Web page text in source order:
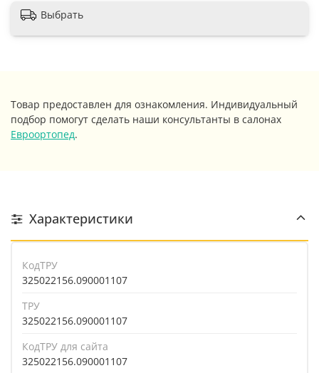
Выбрать
Товар предоставлен для ознакомления. Индивидуальный
подбор помогут сделать наши консультанты в салонах
Евроортопед.
Характеристики
КодТРУ
325022156.090001107
ТРУ
325022156.090001107
КодТРУ для сайта
325022156.090001107